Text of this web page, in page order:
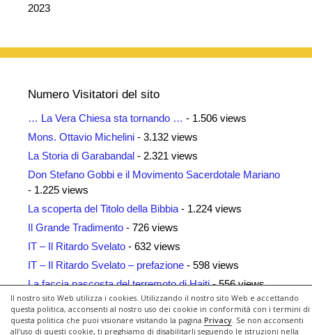
Il nostro sito Web utilizza i cookies. Utilizzando il nostro sito Web e accettando
questa politica, acconsenti al nostro uso dei cookie in conformità con i termini di
questa politica che puoi visionare visitando la pagina Privacy. Se non acconsenti
all'uso di questi cookie, ti preghiamo di disabilitarli seguendo le istruzioni nella
2023
Numero Visitatori del sito
… La Vera Chiesa sta tornando … - 1.506 views
Mons. Ottavio Michelini - 3.132 views
La Storia di Garabandal - 2.321 views
Don Stefano Gobbi e il Movimento Sacerdotale Mariano
- 1.225 views
La scoperta del Titolo della Bibbia - 1.224 views
Il Grande Tradimento - 726 views
IT – Il Ritardo Svelato - 632 views
IT – Il Ritardo Svelato – prefazione - 598 views
La faccia nascosta del terremoto di Haiti- 556 views
Siti Amici- 462 views